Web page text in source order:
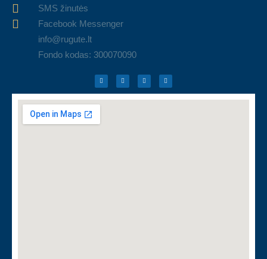
SMS žinutės
Facebook Messenger
info@rugute.lt
Fondo kodas: 300070090